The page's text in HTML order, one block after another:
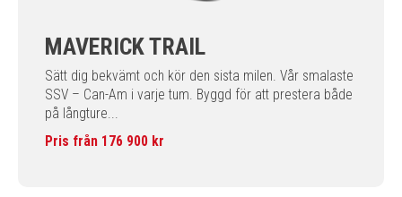
MAVERICK TRAIL
Sätt dig bekvämt och kör den sista milen. Vår smalaste
SSV – Can-Am i varje tum. Byggd för att prestera både
på långture...
Pris från 176 900 kr